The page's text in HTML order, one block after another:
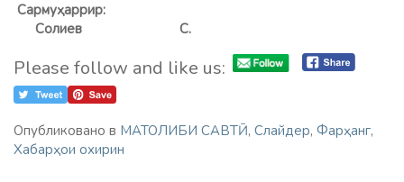
Сармуҳаррир:
Солиев С.
Please follow and like us:
Опубликовано в МАТОЛИБИ САВТӢ, Слайдер, Фарҳанг,
Хабарҳои охирин